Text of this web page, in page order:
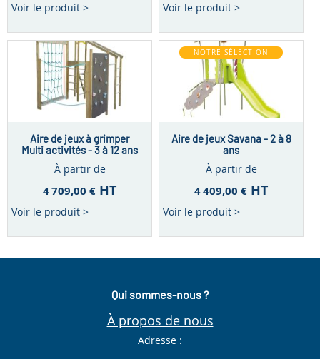
Voir le produit > Voir le produit >
Aire de jeux à grimper
Multi activités - 3 à 12 ans
À partir de
4 709,00 € HT
Voir le produit >
NOTRE SÉLECTION
Aire de jeux Savana - 2 à 8
ans
À partir de
4 409,00 € HT
Voir le produit >
Qui sommes-nous ?
À propos de nous
Adresse :